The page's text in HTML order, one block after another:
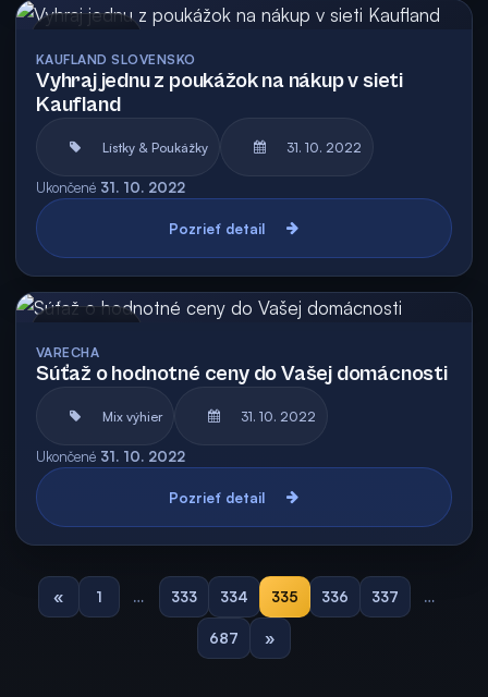
KAUFLAND SLOVENSKO
Vyhraj jednu z poukážok na nákup v sieti
Kaufland
Lístky & Poukážky 31. 10. 2022
Ukončené 31. 10. 2022
Pozrieť detail
VARECHA
Súťaž o hodnotné ceny do Vašej domácnosti
Mix výhier 31. 10. 2022
Ukončené 31. 10. 2022
Pozrieť detail
« 1 … 333 334 335 336 337 …
687 »